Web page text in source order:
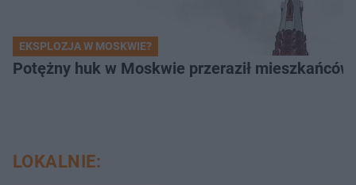
EKSPLOZJA W MOSKWIE?
Potężny huk w Moskwie przeraził
LOKALNIE: